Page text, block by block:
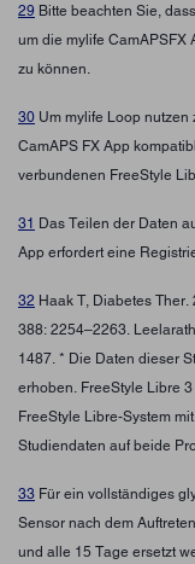
29 Bitte beachten Sie,
um die mylife CamAPSFX
zu können.
30 Um mylife Loop
CamAPS FX App
verbundenen FreeStyle
31 Das Teilen der Daten
App erfordert eine
32 Haak T, Diabetes
388: 2254–2263.
1487. * Die Daten dieser
erhoben. FreeStyle Libre
FreeStyle Libre-System
Studiendaten auf beide
33 Für ein vollständiges
Sensor nach dem
und alle 15 Tage ersetzt